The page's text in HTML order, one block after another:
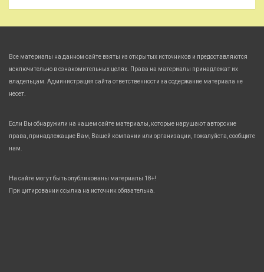
Все материалы на данном сайте взяты из открытых источников и предоставляются
исключительно в ознакомительных целях. Права на материалы принадлежат их
владельцам. Администрация сайта ответственности за содержание материала не
несет.
Если Вы обнаружили на нашем сайте материалы, которые нарушают авторские
права, принадлежащие Вам, Вашей компании или организации, пожалуйста, сообщите
нам.
На сайте могут быть опубликованы материалы 18+!
При цитировании ссылка на источник обязательна.